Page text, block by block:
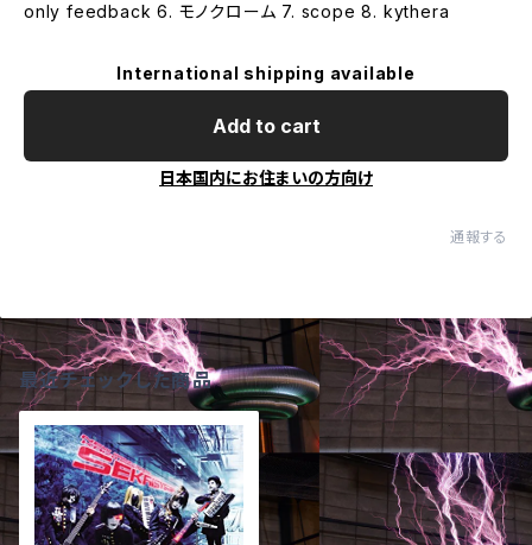
only feedback 6. モノクローム 7. scope 8. kythera
International shipping available
Add to cart
日本国内にお住まいの方向け
通報する
最近チェックした商品